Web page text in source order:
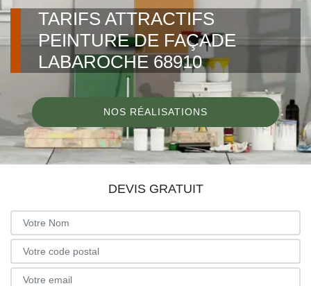
TARIFS ATTRACTIFS
PEINTURE DE FAÇADE
LABAROCHE 68910
NOS RÉALISATIONS
DEVIS GRATUIT